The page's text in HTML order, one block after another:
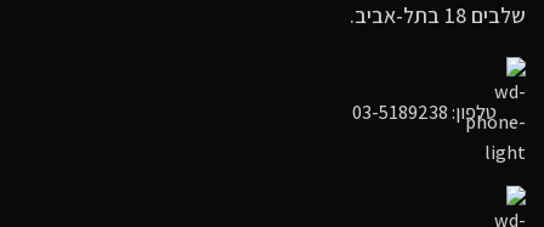
שלבים 18 בתל-אביב.
טלפון: 03-5189238